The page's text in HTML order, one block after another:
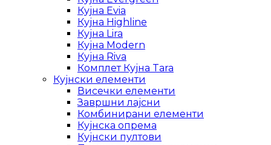
Кујна Evia
Кујна Highline
Кујна Lira
Кујна Modern
Кујна Riva
Комплет Кујна Tara
Кујнски елементи
Висечки елементи
Завршни лајсни
Комбинирани елементи
Кујнска опрема
Кујнски пултови